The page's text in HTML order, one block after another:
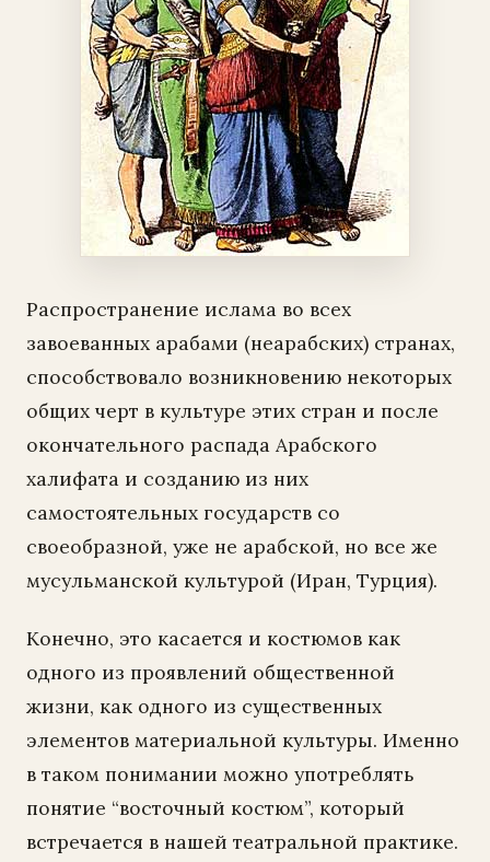
Распространение ислама во всех
завоеванных арабами (неарабских) странах,
способствовало возникновению некоторых
общих черт в культуре этих стран и после
окончательного распада Арабского
халифата и созданию из них
самостоятельных государств со
своеобразной, уже не арабской, но все же
мусульманской культурой (Иран, Турция).
Конечно, это касается и костюмов как
одного из проявлений общественной
жизни, как одного из существенных
элементов материальной культуры. Именно
в таком понимании можно употреблять
понятие “восточный костюм”, который
встречается в нашей театральной практике.